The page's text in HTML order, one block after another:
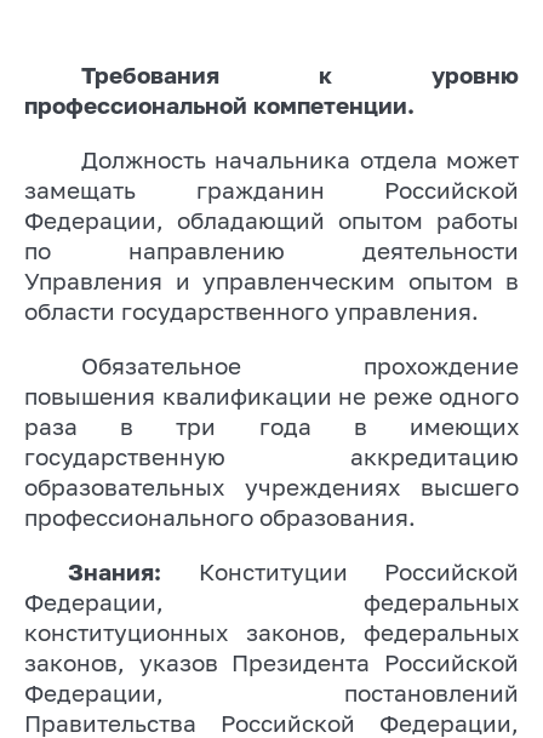
Требования к уровню
профессиональной компетенции.
Должность начальника отдела может
замещать гражданин Российской
Федерации, обладающий опытом работы
по направлению деятельности
Управления и управленческим опытом в
области государственного управления.
Обязательное прохождение
повышения квалификации не реже одного
раза в три года в имеющих
государственную аккредитацию
образовательных учреждениях высшего
профессионального образования.
Знания: Конституции Российской
Федерации, федеральных
конституционных законов, федеральных
законов, указов Президента Российской
Федерации, постановлений
Правительства Российской Федерации,